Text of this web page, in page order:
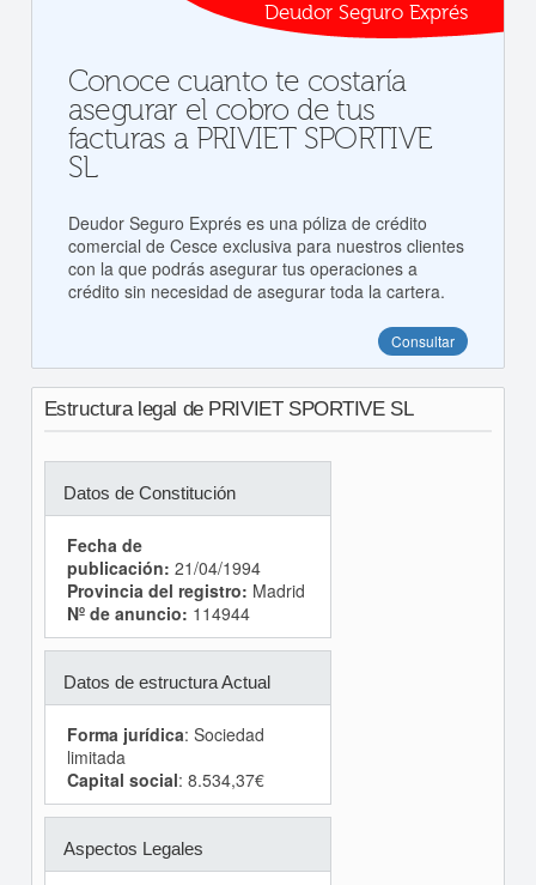
Deudor Seguro Exprés
Conoce cuanto te costaría
asegurar el cobro de tus
facturas a PRIVIET SPORTIVE
SL
Deudor Seguro Exprés es una póliza de crédito
comercial de Cesce exclusiva para nuestros clientes
con la que podrás asegurar tus operaciones a
crédito sin necesidad de asegurar toda la cartera.
Consultar
Estructura legal de PRIVIET SPORTIVE SL
Datos de Constitución
Fecha de
publicación: 21/04/1994
Provincia del registro: Madrid
Nº de anuncio: 114944
Datos de estructura Actual
Forma jurídica: Sociedad
limitada
Capital social: 8.534,37€
Aspectos Legales